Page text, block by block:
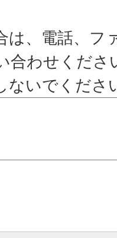
は、電話、フ
合わせくださ
ないでくださ